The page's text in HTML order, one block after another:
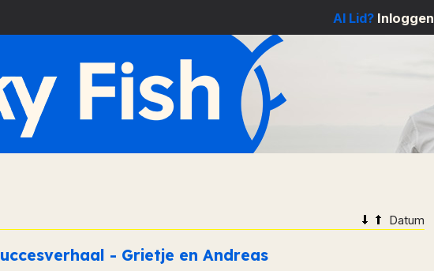
Al Lid? Inloggen
Datum
Succesverhaal - Grietje en Andreas